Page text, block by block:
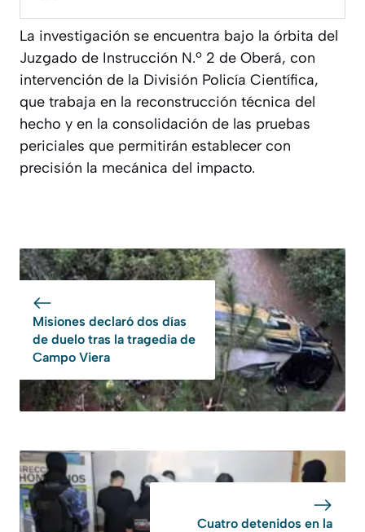
La investigación se encuentra bajo la órbita del
Juzgado de Instrucción N.º 2 de Oberá, con
intervención de la División Policía Científica,
que trabaja en la reconstrucción técnica del
hecho y en la consolidación de las pruebas
periciales que permitirán establecer con
precisión la mecánica del impacto.
Misiones declaró dos días
de duelo tras la tragedia de
Campo Viera
Cuatro detenidos en la